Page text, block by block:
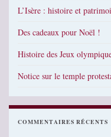
L’Isère : histoire et
Des cadeaux pour Noël !
Histoire des Jeux
Notice sur le temple
COMMENTAIRES RÉCENTS